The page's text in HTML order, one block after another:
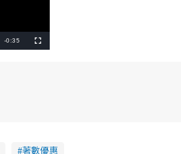
R
-0:35
u
著數優惠